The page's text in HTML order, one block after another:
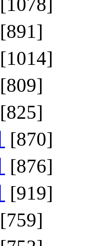
[891]
[1014]
[809]
[825]
[870]
[876]
[919]
[759]